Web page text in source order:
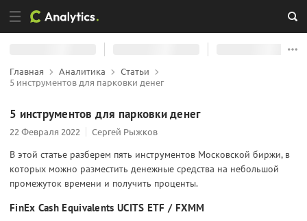
Главная Аналитика
Статьи
5 инструментов для парковки денег
5 инструментов для парковки денег
22 Февраля 2022 Сергей Рыжков
В этой статье разберем пять инструментов Московской биржи, в
которых можно разместить денежные средства на небольшой
промежуток времени и получить проценты.
FinEx Cash Equivalents UCITS ETF / FXMM